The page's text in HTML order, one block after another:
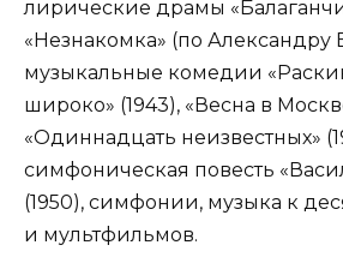
лирические драмы
«Незнакомка» (по Александру
музыкальные комедии
широко» (1943), «Весна в
«Одиннадцать неизвестных»
симфоническая повесть
(1950), симфонии, музыка к
и мультфильмов.